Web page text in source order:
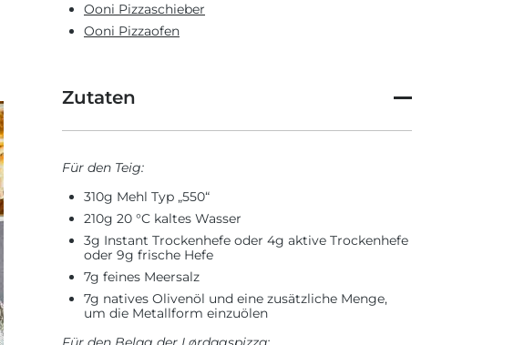
Ooni Pizzaschieber
Ooni Pizzaofen
Zutaten
Für den Teig:
310g Mehl Typ „550“
210g 20 °C kaltes Wasser
3g Instant Trockenhefe oder 4g aktive Trockenhefe
oder 9g frische Hefe
7g feines Meersalz
7g natives Olivenöl und eine zusätzliche Menge,
um die Metallform einzuölen